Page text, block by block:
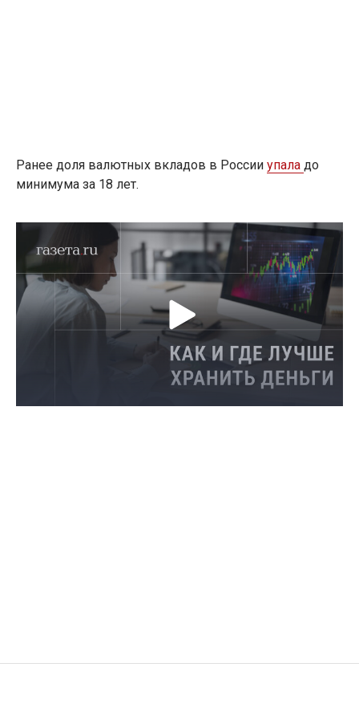
Ранее доля валютных вкладов в России упала до
минимума за 18 лет.